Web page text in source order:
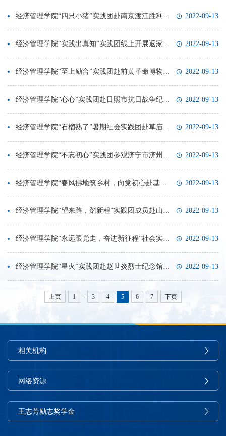
经济管理学院“四只小猪”实践团赴南京渡江胜利纪念馆开展党史学习教育 2022-09-13
经济管理学院“实践出真知”实践团线上开展返家乡乡村振兴宣讲活动 2022-09-13
经济管理学院“至上励合”实践团赴前黄革命博物馆开展社会实践活动 2022-09-13
经济管理学院“心心”实践团赴日照市抗日战争纪念馆参观学习 2022-09-13
经济管理学院“石榴熟了”暑期社会实践团赴草庙村开展社会调研活动 2022-09-13
经济管理学院“不忘初心”实践团参观济宁市济州城墙 2022-09-13
经济管理学院“春风拂地筑乡村，向党初心赴基层”暑期社会实践团开展“感悟乡村振兴”主题实践活动 2022-09-13
经济管理学院“望来路，踏新程”实践团成员赴山东各地开展党史学习教育 2022-09-13
经济管理学院“永远跟党走，奋进新征程”社会实践团开展党员采访活动 2022-09-13
经济管理学院“星火”实践团赴赵世炎烈士纪念馆开展暑期社会实践活动 2022-09-13
上页 1 ... 3 4 5 6 7 下页
相关机构
网络资源
王志芳励志奖学金